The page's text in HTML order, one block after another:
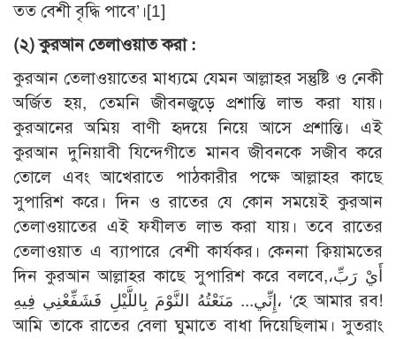
তত বেশী বৃদ্ধি পাবে’।[1]
(২) কুরআন তেলাওয়াত করা :
কুরআন তেলাওয়াতের মাধ্যমে যেমন আল্লাহর সন্তুষ্টি ও নেকী
অর্জিত হয়, তেমনি জীবনজুড়ে প্রশান্তি লাভ করা যায়।
কুরআনের অমিয় বাণী হৃদয়ে নিয়ে আসে প্রশান্তি। এই
কুরআন দুনিয়াবী যিন্দেগীতে মানব জীবনকে সজীব করে
তোলে এবং আখেরাতে পাঠকারীর পক্ষে আল্লাহর কাছে
সুপারিশ করে। দিন ও রাতের যে কোন সময়েই কুরআন
তেলাওয়াতের এই ফযীলত লাভ করা যায়। তবে রাতের
তেলাওয়াত এ ব্যাপারে বেশী কার্যকর। কেননা ক্বিয়ামতের
দিন কুরআন আল্লাহর কাছে সুপারিশ করে বলবে,أَيْ رَبِّ،
إِنِّي... مَنَعْتُهُ النَّوْمَ بِاللَّيْلِ فَشَفِّعْنِي فِيهِ، ‘হে আমার রব!
আমি তাকে রাতের বেলা ঘুমাতে বাধা দিয়েছিলাম। সুতরাং